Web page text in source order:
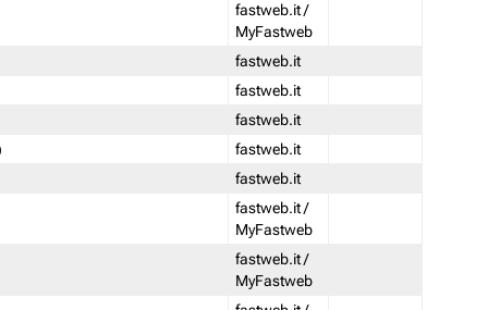
fastweb.it /
MyFastweb
fastweb.it
fastweb.it
fastweb.it
fastweb.it
fastweb.it
fastweb.it /
MyFastweb
fastweb.it /
MyFastweb